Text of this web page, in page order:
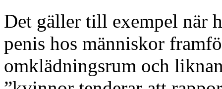
Det gäller till exempel när
penis hos människor
omklädningsrum och